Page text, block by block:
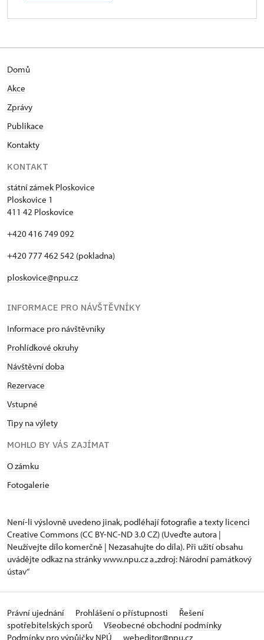
Domů
Akce
Zprávy
Publikace
Kontakty
KONTAKT
státní zámek Ploskovice
Ploskovice 1
411 42 Ploskovice
+420 416 749 092
+420 777 462 542 (pokladna)
ploskovice@npu.cz
INFORMACE PRO NÁVŠTĚVNÍKY
Informace pro návštěvníky
Prohlídkové okruhy
Návštěvní doba
Rezervace
Vstupné
Tipy na výlety
MOHLO BY VÁS ZAJÍMAT
O zámku
Fotogalerie
Není-li výslovně uvedeno jinak, podléhají fotografie a texty licenci
Creative Commons (CC BY-NC-ND 3.0 CZ) (Uveďte autora |
Neužívejte dílo komerčně | Nezasahujte do díla). Při užití obsahu
uvádějte odkaz na stránky www.npu.cz a „zdroj: Národní památkový
ústav“
Právní ujednání Prohlášení o přístupnosti
Řešení
spotřebitelských sporů
Všeobecné obchodní podmínky
Podmínky pro výpůjčky NPÚ
webeditor@npu.cz